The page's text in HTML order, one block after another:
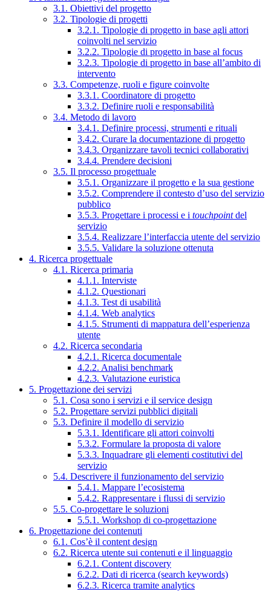
3.1. Obiettivi del progetto
3.2. Tipologie di progetti
3.2.1. Tipologie di progetto in base agli attori
coinvolti nel servizio
3.2.2. Tipologie di progetto in base al focus
3.2.3. Tipologie di progetto in base all’ambito di
intervento
3.3. Competenze, ruoli e figure coinvolte
3.3.1. Coordinatore di progetto
3.3.2. Definire ruoli e responsabilità
3.4. Metodo di lavoro
3.4.1. Definire processi, strumenti e rituali
3.4.2. Curare la documentazione di progetto
3.4.3. Organizzare tavoli tecnici collaborativi
3.4.4. Prendere decisioni
3.5. Il processo progettuale
3.5.1. Organizzare il progetto e la sua gestione
3.5.2. Comprendere il contesto d’uso del servizio
pubblico
3.5.3. Progettare i processi e i touchpointdel
servizio
3.5.4. Realizzare l’interfaccia utente del servizio
3.5.5. Validare la soluzione ottenuta
4. Ricerca progettuale
4.1. Ricerca primaria
4.1.1. Interviste
4.1.2. Questionari
4.1.3. Test di usabilità
4.1.4. Web analytics
4.1.5. Strumenti di mappatura dell’esperienza
utente
4.2. Ricerca secondaria
4.2.1. Ricerca documentale
4.2.2. Analisi benchmark
4.2.3. Valutazione euristica
5. Progettazione dei servizi
5.1. Cosa sono i servizi e il service design
5.2. Progettare servizi pubblici digitali
5.3. Definire il modello di servizio
5.3.1. Identificare gli attori coinvolti
5.3.2. Formulare la proposta di valore
5.3.3. Inquadrare gli elementi costitutivi del
servizio
5.4. Descrivere il funzionamento del servizio
5.4.1. Mappare l’ecosistema
5.4.2. Rappresentare i flussi di servizio
5.5. Co-progettare le soluzioni
5.5.1. Workshop di co-progettazione
6. Progettazione dei contenuti
6.1. Cos’è il content design
6.2. Ricerca utente sui contenuti e il linguaggio
6.2.1. Content discovery
6.2.2. Dati di ricerca (search keywords)
6.2.3. Ricerca tramite analytics